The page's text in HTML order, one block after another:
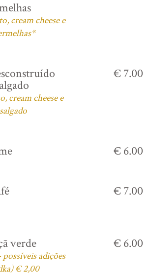
cream cheese e
cream cheese e
€ 7.00
€ 6.00
€ 7.00
verde
adições
€ 2,00
€ 6.00